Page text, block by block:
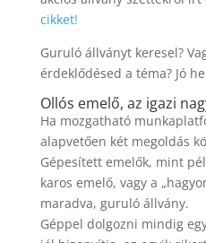
cikket!
Guruló állványt keresel?
érdeklődésed a téma? Jó
Ollós emelő, az igazi
Ha mozgatható
alapvetően két megoldás
Gépesített emelők, mint
karos emelő, vagy a
maradva, guruló állvány.
Géppel dolgozni mindig